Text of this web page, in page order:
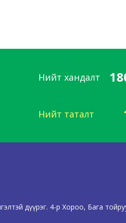
Нийт хандалт
Нийт таталт
дүүрэг. 4-р Хороо, Бага